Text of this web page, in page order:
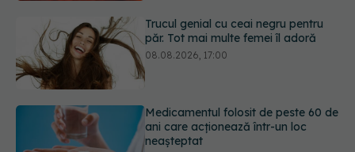
Medicamentul folosit de peste 60 de
ani care acționează într-un loc
neașteptat
Transpirații nocturne: semnul ignorat
care poate ascunde probleme
serioase de sănătate
URMĂREȘTE-NE ȘI PE: